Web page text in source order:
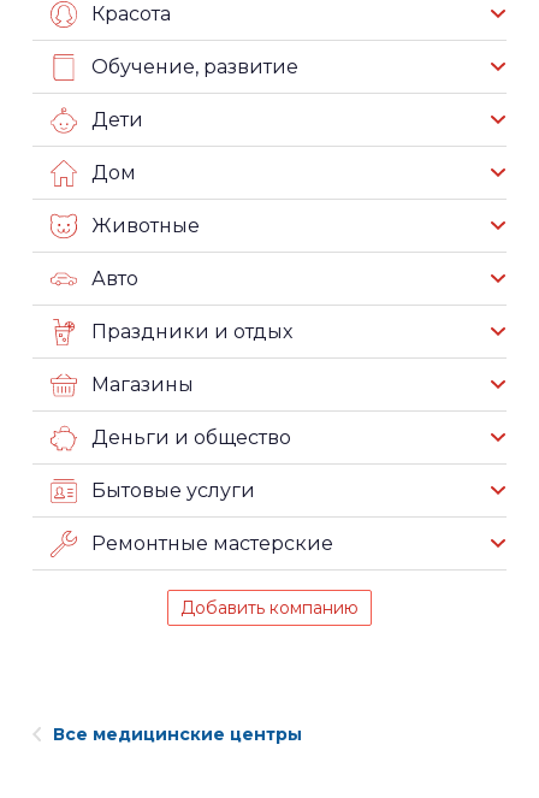
Красота
Обучение, развитие
Дети
Дом
Животные
Авто
Праздники и отдых
Магазины
Деньги и общество
Бытовые услуги
Ремонтные мастерские
Добавить компанию
Все медицинские центры